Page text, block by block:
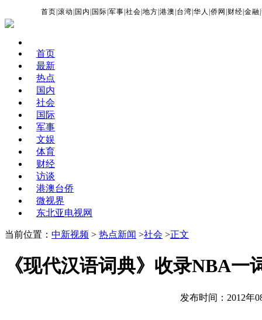
首页 |滚动 国内 国际 |军事 |社会 |地方 |港澳 台湾 |华人 |侨网 财经 |金融 |
首页
最新
热点
国内
社会
国际
军事
文娱
体育
财经
访谈
港澳台侨
微视界
东北亚电视网
当前位置： 中新视频 > 热点新闻 >社会 >正文
《现代汉语词典》收录NBA一
发布时间：2012年